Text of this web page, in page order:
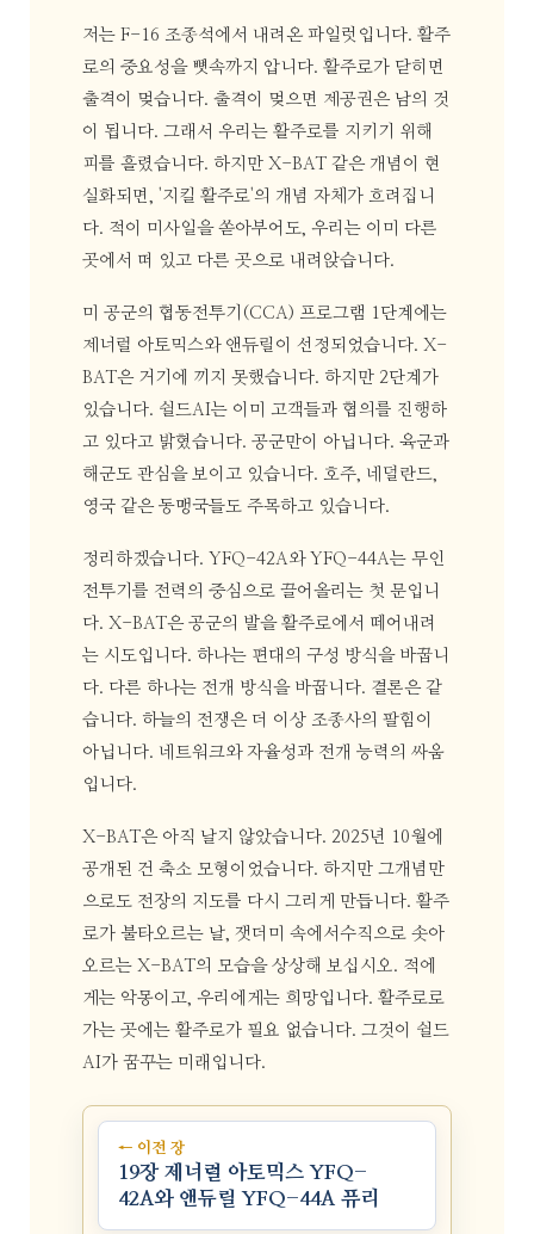
저는 F-16 조종석에서 내려온 파일럿입니다. 활주
로의 중요성을 뼛속까지 압니다. 활주로가 닫히면
출격이 멎습니다. 출격이 멎으면 제공권은 남의 것
이 됩니다. 그래서 우리는 활주로를 지키기 위해
피를 흘렸습니다. 하지만 X-BAT 같은 개념이 현
실화되면, '지킬 활주로'의 개념 자체가 흐려집니
다. 적이 미사일을 쏟아부어도, 우리는 이미 다른
곳에서 떠 있고 다른 곳으로 내려앉습니다.
미 공군의 협동전투기(CCA) 프로그램 1단계에는
제너럴 아토믹스와 앤듀릴이 선정되었습니다. X-
BAT은 거기에 끼지 못했습니다. 하지만 2단계가
있습니다. 쉴드AI는 이미 고객들과 협의를 진행하
고 있다고 밝혔습니다. 공군만이 아닙니다. 육군과
해군도 관심을 보이고 있습니다. 호주, 네덜란드,
영국 같은 동맹국들도 주목하고 있습니다.
정리하겠습니다. YFQ-42A와 YFQ-44A는 무인
전투기를 전력의 중심으로 끌어올리는 첫 문입니
다. X-BAT은 공군의 발을 활주로에서 떼어내려
는 시도입니다. 하나는 편대의 구성 방식을 바꿉니
다. 다른 하나는 전개 방식을 바꿉니다. 결론은 같
습니다. 하늘의 전쟁은 더 이상 조종사의 팔힘이
아닙니다. 네트워크와 자율성과 전개 능력의 싸움
입니다.
X-BAT은 아직 날지 않았습니다. 2025년 10월에
공개된 건 축소 모형이었습니다. 하지만 그개념만
으로도 전장의 지도를 다시 그리게 만듭니다. 활주
로가 불타오르는 날, 잿더미 속에서수직으로 솟아
오르는 X-BAT의 모습을 상상해 보십시오. 적에
게는 악몽이고, 우리에게는 희망입니다. 활주로로
가는 곳에는 활주로가 필요 없습니다. 그것이 쉴드
AI가 꿈꾸는 미래입니다.
← 이전 장
19장 제너럴 아토믹스 YFQ-
42A와 앤듀릴 YFQ-44A 퓨리